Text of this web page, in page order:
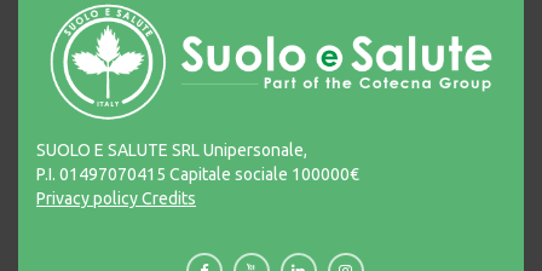
SUOLO E SALUTE SRL Unipersonale,
P.I. 01497070415 Capitale sociale 100000€
Privacy policyCredits